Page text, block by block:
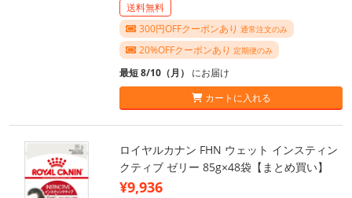
送料無料
300円OFFクーポンあり 通常注文のみ
20%OFFクーポンあり 定期便のみ
最短 8/10（月） にお届け
カートに入れる
ロイヤルカナン FHN ウェット インスティン
クティブ ゼリー 85g×48袋【まとめ買い】
¥9,936